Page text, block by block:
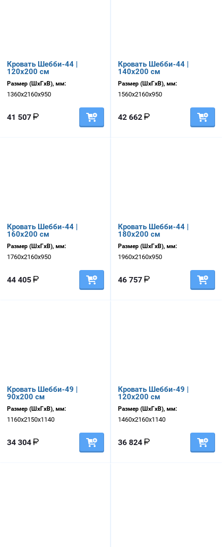
Кровать Шебби-44 |
120х200 см
Размер (ШхГхВ), мм:
1360х2160х950
41 507
Кровать Шебби-44 |
140х200 см
Размер (ШхГхВ), мм:
1560х2160х950
42 662
Кровать Шебби-44 |
160х200 см
Размер (ШхГхВ), мм:
1760х2160х950
44 405
Кровать Шебби-44 |
180х200 см
Размер (ШхГхВ), мм:
1960х2160х950
46 757
Кровать Шебби-49 |
90х200 см
Размер (ШхГхВ), мм:
1160х2150х1140
34 304
Кровать Шебби-49 |
120х200 см
Размер (ШхГхВ), мм:
1460х2160х1140
36 824